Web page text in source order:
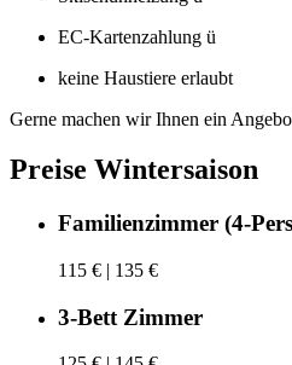
EC-Kartenzahlung ü
keine Haustiere erlaubt
Gerne machen wir Ihnen ein
Preise Wintersaison
Familienzimmer (4-
115 € | 135 €
3-Bett Zimmer